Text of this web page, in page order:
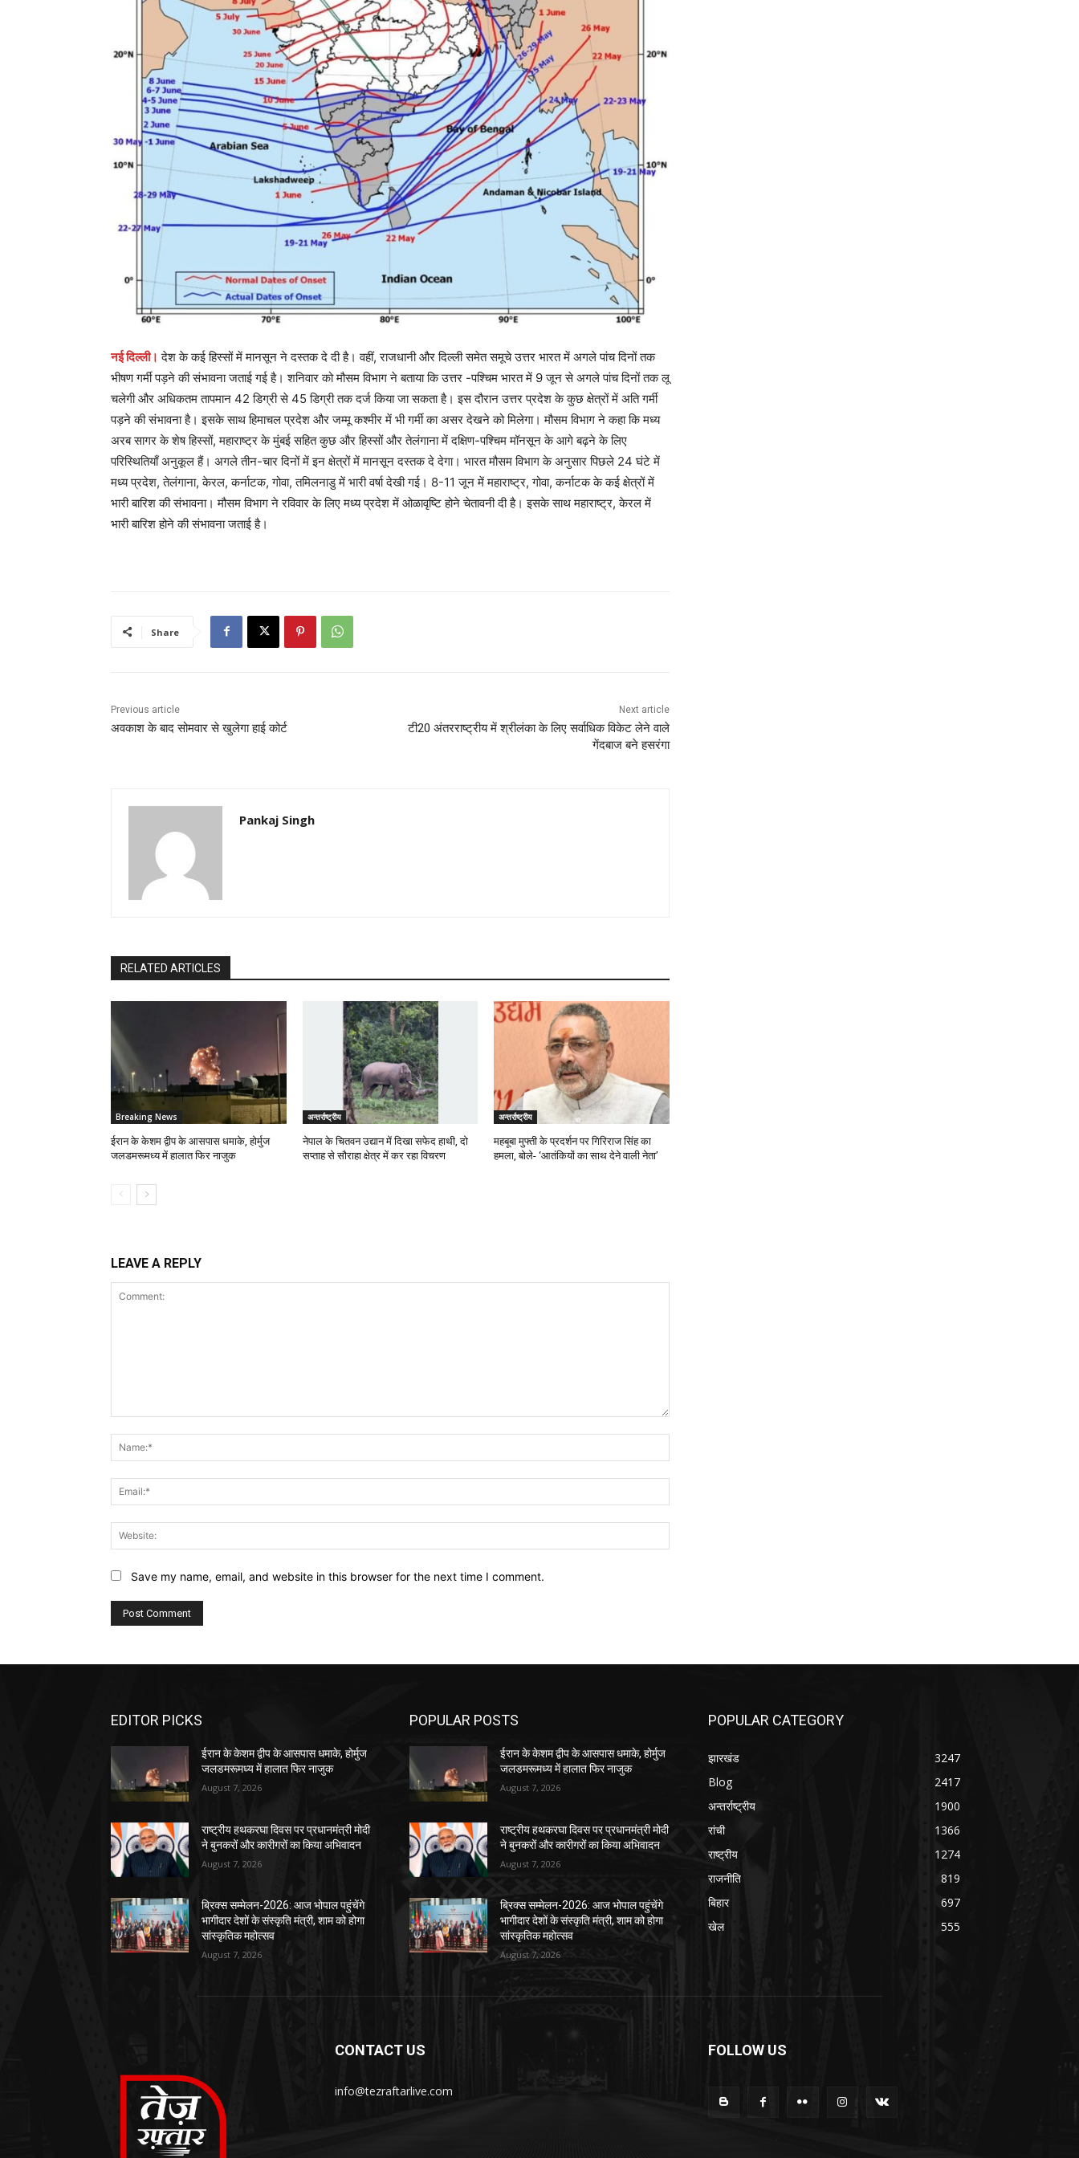
नई दिल्ली। देश के कई हिस्सों में मानसून ने दस्तक दे दी है। वहीं, राजधानी और दिल्ली समेत समूचे उत्तर भारत में अगले पांच दिनों तक
भीषण गर्मी पड़ने की संभावना जताई गई है। शनिवार को मौसम विभाग ने बताया कि उत्तर -पश्चिम भारत में 9 जून से अगले पांच दिनों तक लू
चलेगी और अधिकतम तापमान 42 डिग्री से 45 डिग्री तक दर्ज किया जा सकता है। इस दौरान उत्तर प्रदेश के कुछ क्षेत्रों में अति गर्मी
पड़ने की संभावना है। इसके साथ हिमाचल प्रदेश और जम्मू कश्मीर में भी गर्मी का असर देखने को मिलेगा। मौसम विभाग ने कहा कि मध्य
अरब सागर के शेष हिस्सों, महाराष्ट्र के मुंबई सहित कुछ और हिस्सों और तेलंगाना में दक्षिण-पश्चिम मॉनसून के आगे बढ़ने के लिए
परिस्थितियाँ अनुकूल हैं। अगले तीन-चार दिनों में इन क्षेत्रों में मानसून दस्तक दे देगा। भारत मौसम विभाग के अनुसार पिछले 24 घंटे में
मध्य प्रदेश, तेलंगाना, केरल, कर्नाटक, गोवा, तमिलनाडु में भारी वर्षा देखी गई। 8-11 जून में महाराष्ट्र, गोवा, कर्नाटक के कई क्षेत्रों में
भारी बारिश की संभावना। मौसम विभाग ने रविवार के लिए मध्य प्रदेश में ओळावृष्टि होने चेतावनी दी है। इसके साथ महाराष्ट्र, केरल में
भारी बारिश होने की संभावना जताई है।
Share
Previous article
अवकाश के बाद सोमवार से खुलेगा हाई कोर्ट
Next article
टी20 अंतरराष्ट्रीय में श्रीलंका के लिए सर्वाधिक विकेट लेने वाले
गेंदबाज बने हसरंगा
Pankaj Singh
RELATED ARTICLES
Breaking News
ईरान के केशम द्वीप के आसपास धमाके, होर्मुज
जलडमरूमध्य में हालात फिर नाजुक
अन्तर्राष्ट्रीय
नेपाल के चितवन उद्यान में दिखा सफेद हाथी, दो
सप्ताह से सौराहा क्षेत्र में कर रहा विचरण
अन्तर्राष्ट्रीय
महबूबा मुफ्ती के प्रदर्शन पर गिरिराज सिंह का
हमला, बोले- ‘आतंकियों का साथ देने वाली नेता’
LEAVE A REPLY
Save my name, email, and website in this browser for the next time I comment.
EDITOR PICKS
ईरान के केशम द्वीप के आसपास धमाके, होर्मुज
जलडमरूमध्य में हालात फिर नाजुक
August 7, 2026
राष्ट्रीय हथकरघा दिवस पर प्रधानमंत्री मोदी
ने बुनकरों और कारीगरों का किया अभिवादन
August 7, 2026
ब्रिक्स सम्मेलन-2026: आज भोपाल पहुंचेंगे
भागीदार देशों के संस्कृति मंत्री, शाम को होगा
सांस्कृतिक महोत्सव
August 7, 2026
POPULAR POSTS
ईरान के केशम द्वीप के आसपास धमाके, होर्मुज
जलडमरूमध्य में हालात फिर नाजुक
August 7, 2026
राष्ट्रीय हथकरघा दिवस पर प्रधानमंत्री मोदी
ने बुनकरों और कारीगरों का किया अभिवादन
August 7, 2026
ब्रिक्स सम्मेलन-2026: आज भोपाल पहुंचेंगे
भागीदार देशों के संस्कृति मंत्री, शाम को होगा
सांस्कृतिक महोत्सव
August 7, 2026
POPULAR CATEGORY
झारखंड
3247
Blog
2417
अन्तर्राष्ट्रीय
1900
रांची
1366
राष्ट्रीय
1274
राजनीति
819
बिहार
697
खेल
555
CONTACT US
info@tezraftarlive.com
FOLLOW US